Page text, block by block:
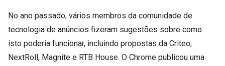
No ano passado, vários membros da comunidade de
tecnologia de anúncios fizeram sugestões sobre como
isto poderia funcionar, incluindo propostas da Criteo,
NextRoll, Magnite e RTB House. O Chrome publicou uma